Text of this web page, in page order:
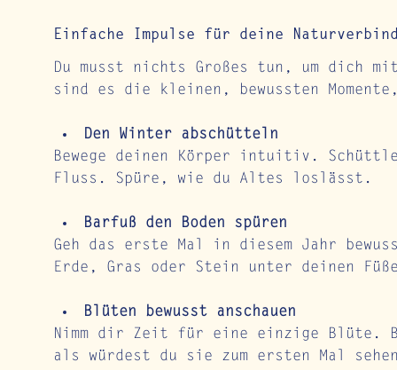
Einfache Impulse für deine
Du musst nichts Großes tun, um dich
sind es die kleinen, bewussten
Den Winter abschütteln
Bewege deinen Körper intuitiv.
Fluss. Spüre, wie du Altes loslässt.
Barfuß den Boden spüren
Geh das erste Mal in diesem Jahr
Erde, Gras oder Stein unter deinen
Blüten bewusst anschauen
Nimm dir Zeit für eine einzige Blüte.
als würdest du sie zum ersten Mal